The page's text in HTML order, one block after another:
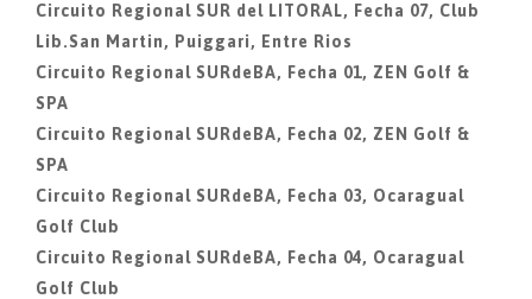
Circuito Regional SUR del LITORAL, Fecha 07, Club
Lib.San Martin, Puiggari, Entre Rios
Circuito Regional SURdeBA, Fecha 01, ZEN Golf &
SPA
Circuito Regional SURdeBA, Fecha 02, ZEN Golf &
SPA
Circuito Regional SURdeBA, Fecha 03, Ocaragual
Golf Club
Circuito Regional SURdeBA, Fecha 04, Ocaragual
Golf Club